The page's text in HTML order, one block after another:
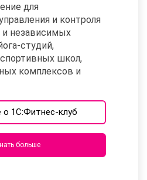
для
и контроля
независимых
студий,
школ,
комплексов и
о 1С:Фитнес-клуб
больше